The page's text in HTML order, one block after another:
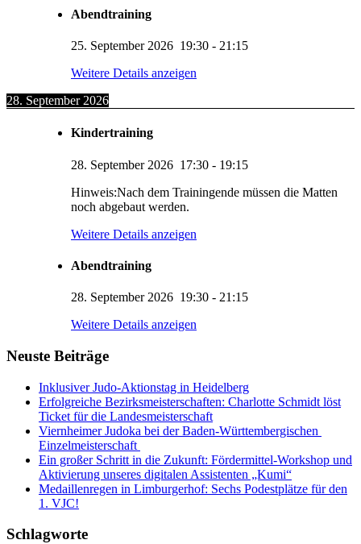
Abendtraining
25. September 2026 19:30 - 21:15
Weitere Details anzeigen
28. September 2026
Kindertraining
28. September 2026 17:30 - 19:15
Hinweis:Nach dem Trainingende müssen die Matten
noch abgebaut werden.
Weitere Details anzeigen
Abendtraining
28. September 2026 19:30 - 21:15
Weitere Details anzeigen
Neuste Beiträge
Inklusiver Judo-Aktionstag in Heidelberg
Erfolgreiche Bezirksmeisterschaften: Charlotte Schmidt löst
Ticket für die Landesmeisterschaft
Viernheimer Judoka bei der Baden-Württembergischen
Einzelmeisterschaft
Ein großer Schritt in die Zukunft: Fördermittel-Workshop und
Aktivierung unseres digitalen Assistenten „Kumi“
Medaillenregen in Limburgerhof: Sechs Podestplätze für den
1. VJC!
Schlagworte
KUMI – Dein KI-Assistent